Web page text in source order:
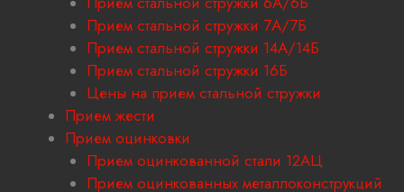
Прием стальной стружки 7А/7Б
Прием стальной стружки 14А/14Б
Прием стальной стружки 16Б
Цены на прием стальной стружки
Прием жести
Прием оцинковки
Прием оцинкованной стали 12АЦ
Прием оцинкованных металлоконструкций